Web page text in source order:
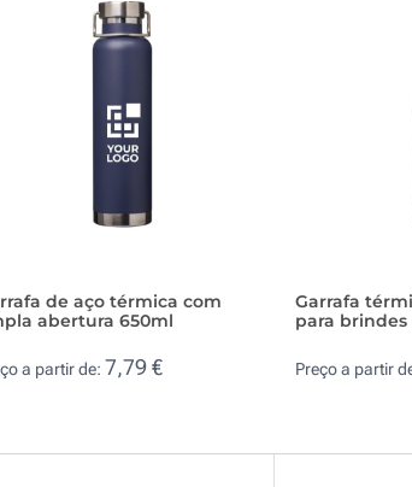
de aço térmica com
abertura 650ml
a partir de: 7,79 €
Garrafa
para
Preço a partir